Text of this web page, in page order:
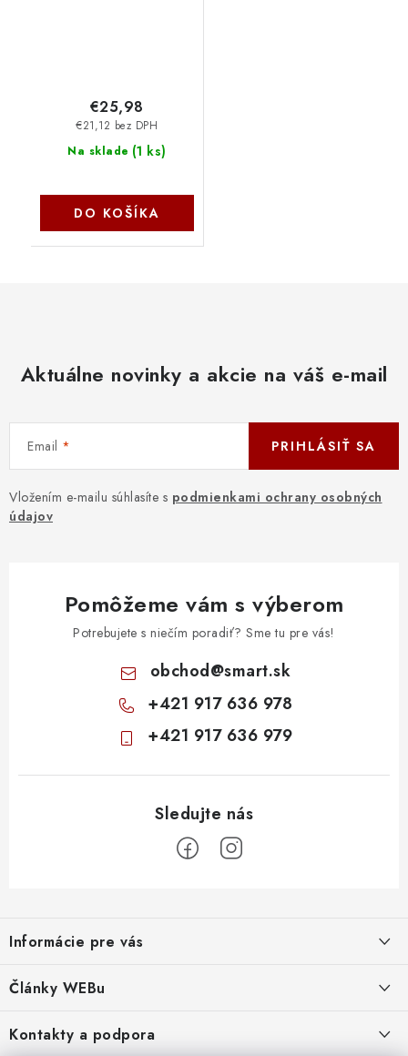
Na sklade (1 ks)
€21,12 bez DPH
€25,98
DO KOŠÍKA
Aktuálne novinky a akcie na váš e-mail
Email
Vložením e-mailu súhlasíte s podmienkami ochrany osobných
údajov
PRIHLÁSIŤ SA
Pomôžeme vám s výberom
Potrebujete s niečím poradiť? Sme tu pre vás!
obchod@smart.sk
+421 917 636 978
+421 917 636 979
p
ä
Informácie pre vás
Obchodné podmienky
Moja objednávka
Články WEBu
Dôležité oznamy
16.6.2026
Kontakty a podpora